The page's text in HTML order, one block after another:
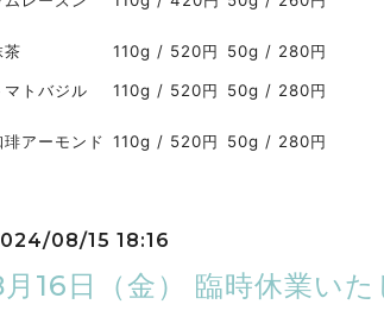
茶
マトバジル
110g / 520円
110g / 520円
50g / 280円
50g / 280円
琲アーモンド 110g / 520円 50g / 280円
08/15 18:16
16日（金） 臨時休業いた